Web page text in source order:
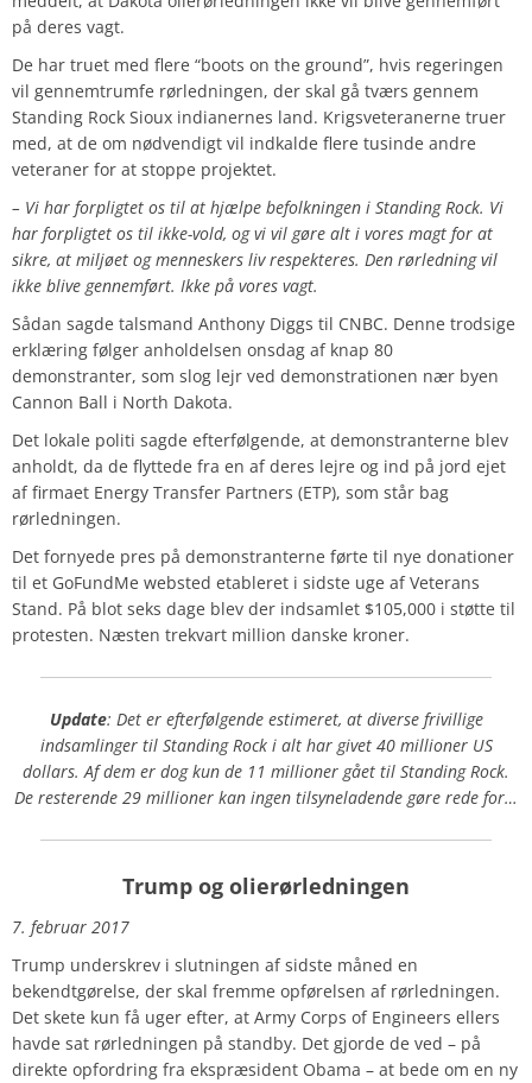
på deres vagt.
De har truet med flere “boots on the ground”, hvis regeringen
vil gennemtrumfe rørledningen, der skal gå tværs gennem
Standing Rock Sioux indianernes land. Krigsveteranerne truer
med, at de om nødvendigt vil indkalde flere tusinde andre
veteraner for at stoppe projektet.
– Vi har forpligtet os til at hjælpe befolkningen i Standing Rock. Vi
har forpligtet os til ikke-vold, og vi vil gøre alt i vores magt for at
sikre, at miljøet og menneskers liv respekteres. Den rørledning vil
ikke blive gennemført. Ikke på vores vagt.
Sådan sagde talsmand Anthony Diggs til CNBC. Denne trodsige
erklæring følger anholdelsen onsdag af knap 80
demonstranter, som slog lejr ved demonstrationen nær byen
Cannon Ball i North Dakota.
Det lokale politi sagde efterfølgende, at demonstranterne blev
anholdt, da de flyttede fra en af deres lejre og ind på jord ejet
af firmaet Energy Transfer Partners (ETP), som står bag
rørledningen.
Det fornyede pres på demonstranterne førte til nye donationer
til et GoFundMe websted etableret i sidste uge af Veterans
Stand. På blot seks dage blev der indsamlet $105,000 i støtte til
protesten. Næsten trekvart million danske kroner.
Update: Det er efterfølgende estimeret, at diverse frivillige
indsamlinger til Standing Rock i alt har givet 40 millioner US
dollars. Af dem er dog kun de 11 millioner gået til Standing Rock.
De resterende 29 millioner kan ingen tilsyneladende gøre rede for…
Trump og olierørledningen
7. februar 2017
Trump underskrev i slutningen af sidste måned en
bekendtgørelse, der skal fremme opførelsen af rørledningen.
Det skete kun få uger efter, at Army Corps of Engineers ellers
havde sat rørledningen på standby. Det gjorde de ved – på
direkte opfordring fra ekspræsident Obama – at bede om en ny